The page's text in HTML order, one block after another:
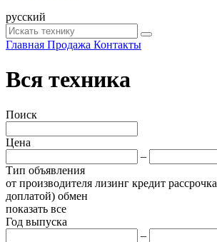
русский
Главная Продажа Контакты
Вся техника
Поиск
Цена
–
Тип объявления
от производителя лизинг кредит рассрочка
доплатой) обмен
показать все
Год выпуска
–